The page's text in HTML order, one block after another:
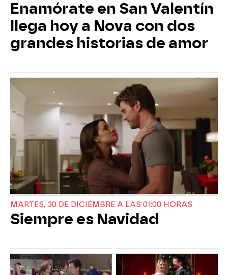
Enamórate en San Valentín
llega hoy a Nova con dos
grandes historias de amor
MARTES, 30 DE DICIEMBRE A LAS 01:00 HORAS
Siempre es Navidad